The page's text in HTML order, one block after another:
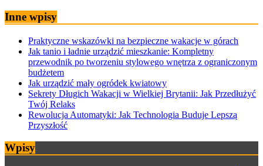
Inne wpisy
Praktyczne wskazówki na bezpieczne wakacje w górach
Jak tanio i ładnie urządzić mieszkanie: Kompletny
przewodnik po tworzeniu stylowego wnętrza z ograniczonym
budżetem
Jak urządzić mały ogródek kwiatowy
Sekrety Długich Wakacji w Wielkiej Brytanii: Jak Przedłużyć
Twój Relaks
Rewolucja Automatyki: Jak Technologia Buduje Lepszą
Przyszłość
Wpisy